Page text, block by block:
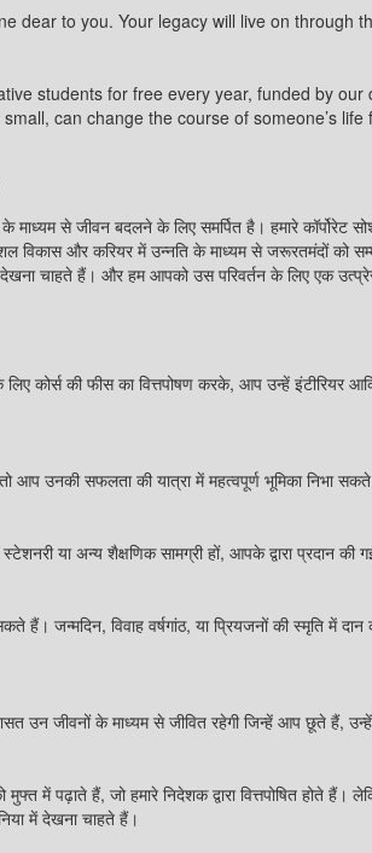
dear to you. Your legacy will live on
students for free every year, funded by
can change the course of someone’s
से जीवन बदलने के लिए समर्पित है। हमारे
विकास और करियर में उन्नति के माध्यम से जरूरतमंदों को
चाहते हैं। और हम आपको उस परिवर्तन के लिए एक
कोर्स की फीस का वित्तपोषण करके, आप उन्हें
आप उनकी सफलता की यात्रा में महत्वपूर्ण भूमिका निभा
या अन्य शैक्षणिक सामग्री हों, आपके द्वारा
हैं। जन्मदिन, विवाह वर्षगांठ, या प्रियजनों की स्मृति
उन जीवनों के माध्यम से जीवित रहेगी जिन्हें आप छूते
में पढ़ाते हैं, जो हमारे निदेशक द्वारा वित्तपोषित
में देखना चाहते हैं।